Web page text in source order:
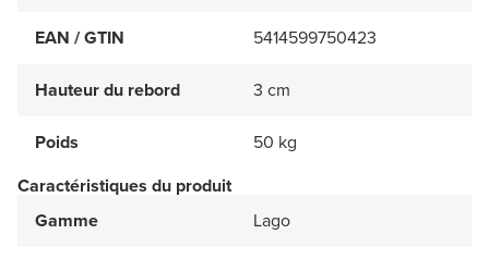
EAN / GTIN 5414599750423
Hauteur du rebord 3 cm
Poids
50 kg
Caractéristiques du produit
Gamme
Lago